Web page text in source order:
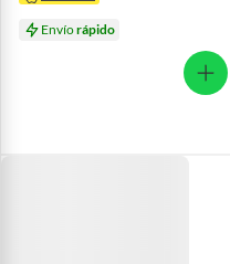
Envíorápido